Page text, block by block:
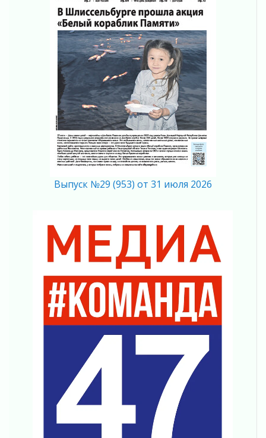
02 августа 2026
Ленобласть отметила заслуги жителей перед
регионом и страной
02 августа 2026
Ладога — не пруд
02 августа 2026
ПСК через Гослуслуги напомнит жителям
Ленинградской области о неоплаченных
02 августа 2026
Пропавшего подростка нашли в Кировском
районе Ленобласти
Жителям Ленобласти напомнили, как
В Ивангороде назвали новых почетных
граждан Ленинградской области
02 августа 2026
02 августа 2026
Километровые столбы «Дороги жизни»
отправили на реставрацию
02 августа 2026
Ленобласть внедрила передовую подготовку
операторов БПЛА
В Ивангороде появилась «Избушка-
воробушка»
02 августа 2026
Юхла, мука, кантеле и Водяной
Выпуск №29 (953) от 31 июля 2026